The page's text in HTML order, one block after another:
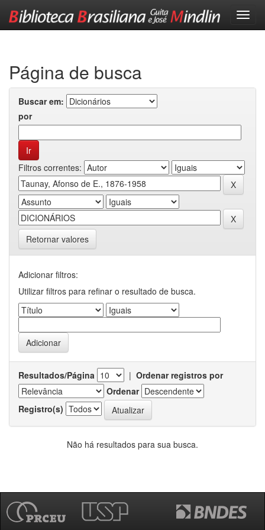
Página de busca
Buscar em:
por
Filtros correntes:
Retornar valores
Adicionar filtros:
Utilizar filtros para refinar o resultado de busca.
Resultados/Página | Ordenar registros por
Ordenar
Registro(s)
Não há resultados para sua busca.